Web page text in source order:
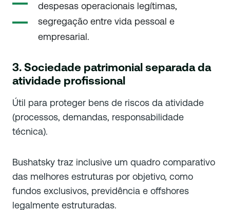
despesas operacionais legítimas,
segregação entre vida pessoal e
empresarial.
3. Sociedade patrimonial separada da
atividade profissional
Útil para proteger bens de riscos da atividade
(processos, demandas, responsabilidade
técnica).
Bushatsky traz inclusive um quadro comparativo
das melhores estruturas por objetivo, como
fundos exclusivos, previdência e offshores
legalmente estruturadas.